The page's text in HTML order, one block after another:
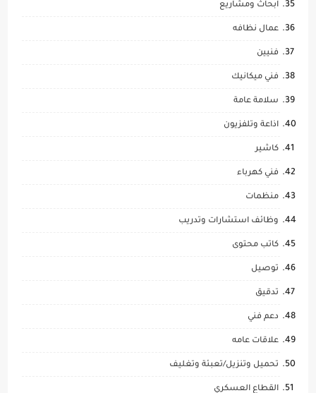
ابحاث ومشاريع
عمال نظافه
فنيين
فني ميكانيك
سلامة عامة
اذاعة وتلفزيون
كاشير
فني كهرباء
منظمات
وظائف استشارات وتدريب
كاتب محتوى
توصيل
تدقيق
دعم فني
علاقات عامه
تحميل وتنزيل/تعبئة وتغليف
القطاع العسكري